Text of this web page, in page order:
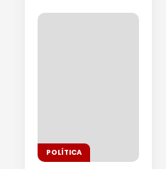
POLÍTICA